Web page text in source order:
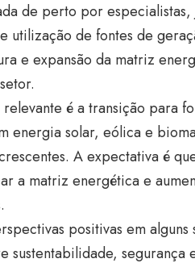
de perto por
utilização de fontes de
e expansão da matriz
é a transição para
energia solar, eólica e
A expectativa é
a matriz energética e
positivas em
sustentabilidade,